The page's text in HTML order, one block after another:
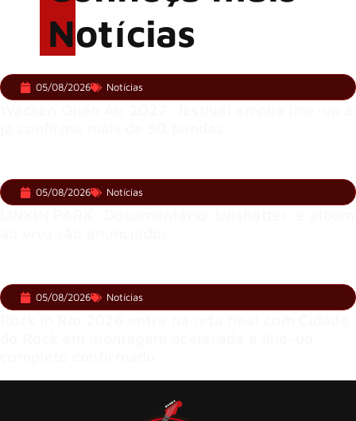
Notícias
05/08/2026 Notícias
05/08/2026 Notícias
05/08/2026 Notícias